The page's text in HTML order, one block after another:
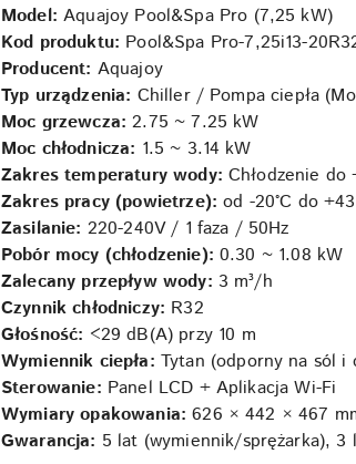
Model: Aquajoy Pool&Spa Pro (7,25 kW)
Kod produktu: Pool&Spa Pro-7,25i13-
Producent: Aquajoy
Typ urządzenia: Chiller / Pompa ciepła
Moc grzewcza: 2.75 ~ 7.25 kW
Moc chłodnicza: 1.5 ~ 3.14 kW
Zakres temperatury wody: Chłodzenie do
Zakres pracy (powietrze): od -20°C do
Zasilanie: 220-240V / 1 faza / 50Hz
Pobór mocy (chłodzenie): 0.30 ~ 1.08 kW
Zalecany przepływ wody: 3 m³/h
Czynnik chłodniczy: R32
Głośność: <29 dB(A) przy 10 m
Wymiennik ciepła: Tytan (odporny na sól i
Sterowanie: Panel LCD + Aplikacja Wi-Fi
Wymiary opakowania: 626 × 442 × 467
Gwarancja: 5 lat (wymiennik/sprężarka), 3